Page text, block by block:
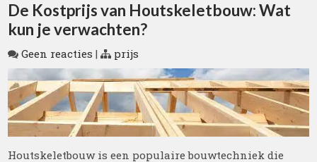
De Kostprijs van Houtskeletbouw: Wat
kun je verwachten?
Geen reacties | prijs
Houtskeletbouw is een populaire bouwtechniek die